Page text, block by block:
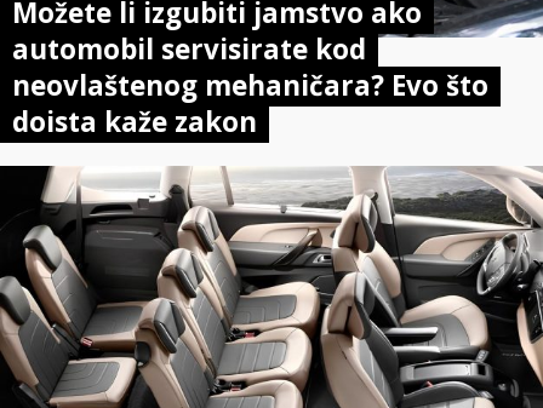
Možete li izgubiti jamstvo ako
automobil servisirate kod
neovlaštenog mehaničara? Evo što
doista kaže zakon